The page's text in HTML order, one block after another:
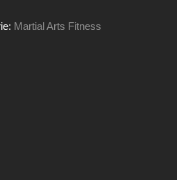
Martial Arts Fitness